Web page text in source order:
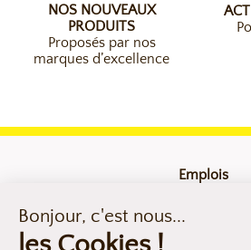
NOS NOUVEAUX
PRODUITS
Proposés par nos
marques d’excellence
Emplois